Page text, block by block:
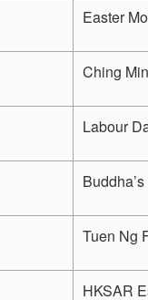
Easter
Ching
Labour
Tuen Ng
HKSAR